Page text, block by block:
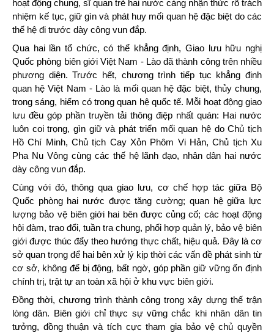
hoạt động chung, sĩ quan trẻ hai nước càng nhận thức rõ trách
nhiệm kế tục, giữ gìn và phát huy mối quan hệ đặc biệt do các
thế hệ đi trước dày công vun đắp.
Qua hai lần tổ chức, có thể khẳng định, Giao lưu hữu nghị
Quốc phòng biên giới Việt Nam - Lào đã thành công trên nhiều
phương diện. Trước hết, chương trình tiếp tục khẳng định
quan hệ Việt Nam - Lào là mối quan hệ đặc biệt, thủy chung,
trong sáng, hiếm có trong quan hệ quốc tế. Mỗi hoạt động giao
lưu đều góp phần truyền tải thông điệp nhất quán: Hai nước
luôn coi trọng, gìn giữ và phát triển mối quan hệ do Chủ tịch
Hồ Chí Minh, Chủ tịch Cay Xỏn Phôm Vi Hản, Chủ tịch Xu
Pha Nu Vông cùng các thế hệ lãnh đạo, nhân dân hai nước
dày công vun đắp.
Cùng với đó, thông qua giao lưu, cơ chế hợp tác giữa Bộ
Quốc phòng hai nước được tăng cường; quan hệ giữa lực
lượng bảo vệ biên giới hai bên được củng cố; các hoạt động
hội đàm, trao đổi, tuần tra chung, phối hợp quản lý, bảo vệ biên
giới được thúc đẩy theo hướng thực chất, hiệu quả. Đây là cơ
sở quan trọng để hai bên xử lý kịp thời các vấn đề phát sinh từ
cơ sở, không để bị động, bất ngờ, góp phần giữ vững ổn định
chính trị, trật tự an toàn xã hội ở khu vực biên giới.
Đồng thời, chương trình thành công trong xây dựng thế trận
lòng dân. Biên giới chỉ thực sự vững chắc khi nhân dân tin
tưởng, đồng thuận và tích cực tham gia bảo vệ chủ quyền